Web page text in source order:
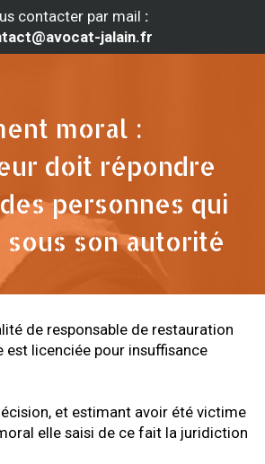
contacter par mail :
jalain.fr
moral :
doit répondre
personnes qui
son autorité
de responsable de restauration
est licenciée pour insuffisance
et estimant avoir été victime
elle saisi de ce fait la juridiction